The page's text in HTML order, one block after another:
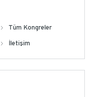
Tüm Kongreler
İletişim